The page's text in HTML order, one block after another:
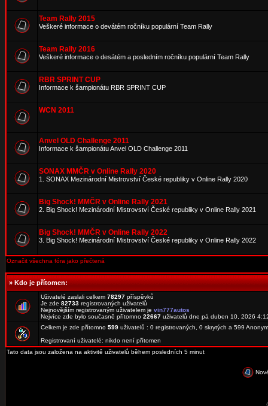
Team Rally 2015
Veškeré informace o devátém ročníku populární Team Rally
Team Rally 2016
Veškeré informace o desátém a posledním ročníku populární Team Rally
RBR SPRINT CUP
Informace k šampionátu RBR SPRINT CUP
WCN 2011
Anvel OLD Challenge 2011
Informace k šampionátu Anvel OLD Challenge 2011
SONAX MMČR v Online Rally 2020
1. SONAX Mezinárodní Mistrovství České republiky v Online Rally 2020
Big Shock! MMČR v Online Rally 2021
2. Big Shock! Mezinárodní Mistrovství České republiky v Online Rally 2021
Big Shock! MMČR v Online Rally 2022
3. Big Shock! Mezinárodní Mistrovství České republiky v Online Rally 2022
Označit všechna fóra jako přečtená
»Kdo je přítomen:
Uživatelé zaslali celkem 78297 příspěvků
Je zde 82733 registrovaných uživatelů
Nejnovějším registrovaným uživatelem je vin777autos
Nejvíce zde bylo současně přítomno 22667 uživatelů dne pá duben 10, 2026
Celkem je zde přítomno 599 uživatelů : 0 registrovaných, 0 skrytých a 599
Registrovaní uživatelé: nikdo není přítomen
Tato data jsou založena na aktivitě uživatelů během posledních 5 minut